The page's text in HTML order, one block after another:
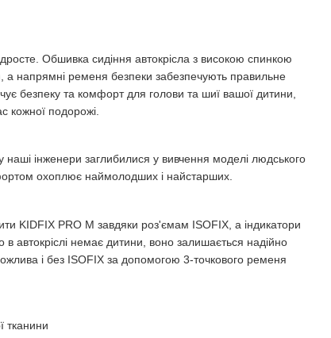
Обшивка сидіння автокрісла з високою спинкою
а напрямні ременя безпеки забезпечують правильне
безпеку та комфорт для голови та шиї вашої дитини,
кожної подорожі.
інженери заглибилися у вивчення моделі людського
охоплює наймолодших і найстарших.
KIDFIX PRO M завдяки роз'ємам ISOFIX, а індикатори
в автокріслі немає дитини, воно залишається надійно
і без ISOFIX за допомогою 3-точкового ременя
тканини